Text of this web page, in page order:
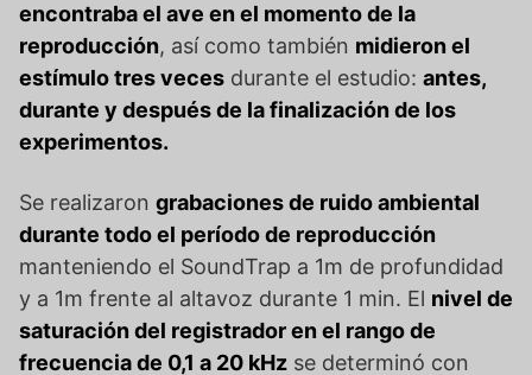
encontraba el ave en el momento de la
reproducción, así como también midieron el
estímulo tres veces durante el estudio: antes,
durante y después de la finalización de los
experimentos.
Se realizaron grabaciones de ruido ambiental
durante todo el período de reproducción
manteniendo el SoundTrap a 1m de profundidad
y a 1m frente al altavoz durante 1 min. El nivel de
saturación del registrador en el rango de
frecuencia de 0,1 a 20 kHz se determinó con